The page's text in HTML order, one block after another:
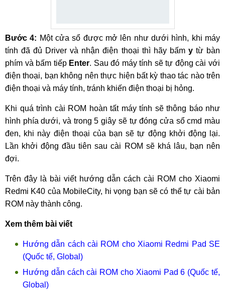
Bước 4: Một cửa sổ được mở lên như dưới hình, khi máy
tính đã đủ Driver và nhận điện thoại thì hãy bấm ytừ bàn
phím và bấm tiếp Enter. Sau đó máy tính sẽ tự động cài với
điện thoại, bạn không nên thực hiện bất kỳ thao tác nào trên
điện thoại và máy tính, tránh khiến điện thoại bị hỏng.
Khi quá trình cài ROM hoàn tất máy tính sẽ thông báo như
hình phía dưới, và trong 5 giây sẽ tự đóng cửa sổ cmd màu
đen, khi này điện thoại của bạn sẽ tự động khởi động lại.
Lần khởi động đầu tiên sau cài ROM sẽ khá lâu, bạn nên
đợi.
Trên đây là bài viết hướng dẫn cách cài ROM cho Xiaomi
Redmi K40 của MobileCity, hi vọng bạn sẽ có thể tự cài bản
ROM này thành công.
Xem thêm bài viết
Hướng dẫn cách cài ROM cho Xiaomi Redmi Pad SE
(Quốc tế, Global)
Hướng dẫn cách cài ROM cho Xiaomi Pad 6 (Quốc tế,
Global)